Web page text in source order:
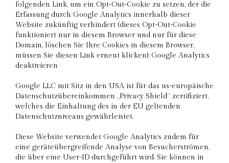
folgenden Link, um ein Opt-Out-Cookie zu setzen, der die
Erfassung durch Google Analytics innerhalb dieser
Website zukünftig verhindert (dieses Opt-Out-Cookie
funktioniert nur in diesem Browser und nur für diese
Domain, löschen Sie Ihre Cookies in diesem Browser,
müssen Sie diesen Link erneut klicken): Google Analytics
deaktivieren
Google LLC mit Sitz in den USA ist für das us-europäische
Datenschutzübereinkommen „Privacy Shield“ zertifiziert,
welches die Einhaltung des in der EU geltenden
Datenschutzniveaus gewährleistet.
Diese Website verwendet Google Analytics zudem für
eine geräteübergreifende Analyse von Besucherströmen,
die über eine User-ID durchgeführt wird. Sie können in